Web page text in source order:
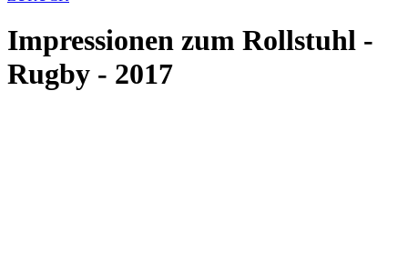
Impressionen zum Rollstuhl -
Rugby - 2017